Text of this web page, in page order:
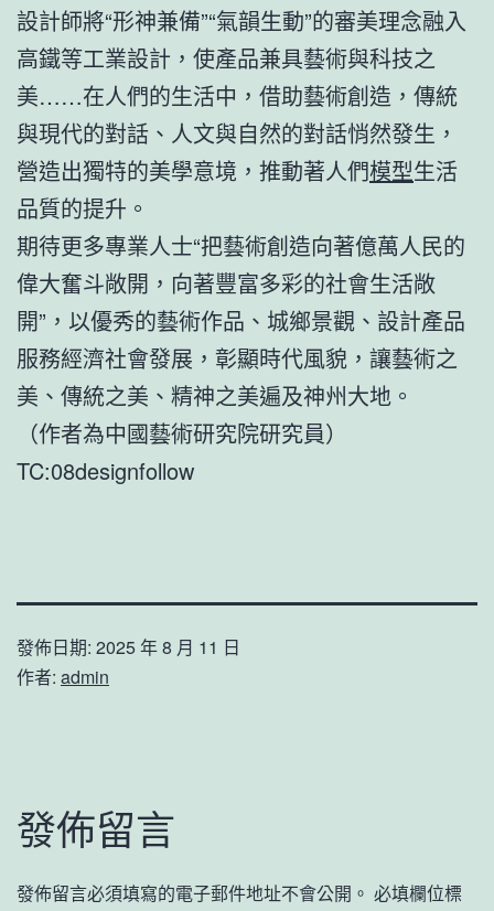
設計師將“形神兼備”“氣韻生動”的審美理念融入
高鐵等工業設計，使產品兼具藝術與科技之
美……在人們的生活中，借助藝術創造，傳統
與現代的對話、人文與自然的對話悄然發生，
營造出獨特的美學意境，推動著人們模型生活
品質的提升。
期待更多專業人士“把藝術創造向著億萬人民的
偉大奮斗敞開，向著豐富多彩的社會生活敞
開”，以優秀的藝術作品、城鄉景觀、設計產品
服務經濟社會發展，彰顯時代風貌，讓藝術之
美、傳統之美、精神之美遍及神州大地。
（作者為中國藝術研究院研究員）
TC:08designfollow
發佈日期: 2025 年 8 月 11 日
作者: admin
發佈留言
發佈留言必須填寫的電子郵件地址不會公開。 必填欄位標